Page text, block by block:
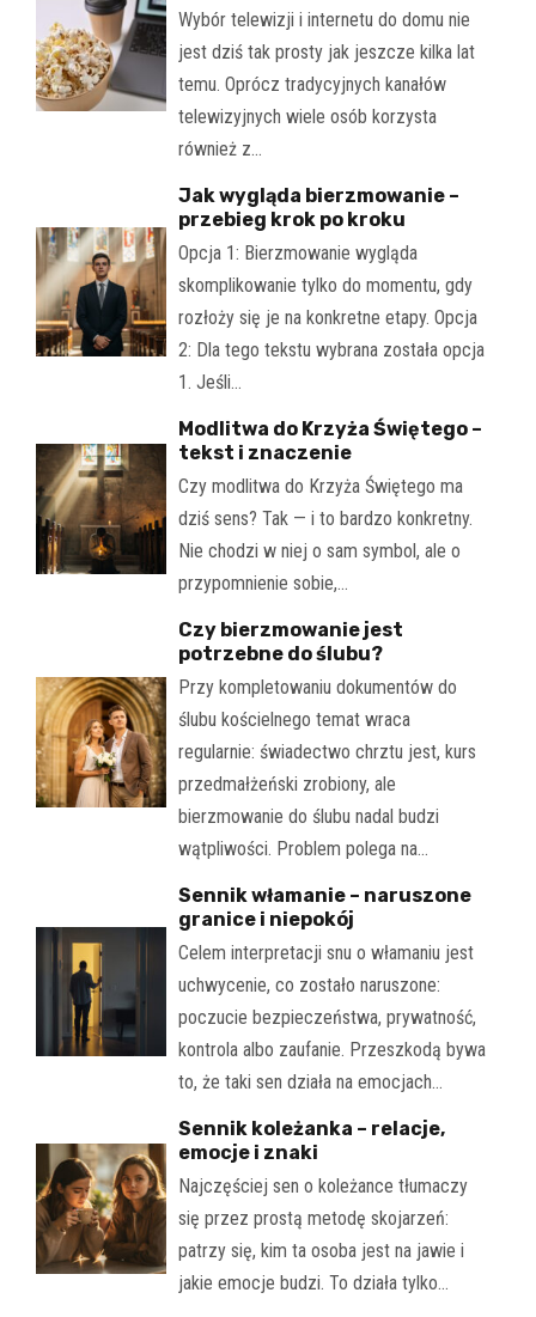
Wybór telewizji i internetu do domu nie
jest dziś tak prosty jak jeszcze kilka lat
temu. Oprócz tradycyjnych kanałów
telewizyjnych wiele osób korzysta
również z…
Jak wygląda bierzmowanie –
przebieg krok po kroku
Opcja 1: Bierzmowanie wygląda
skomplikowanie tylko do momentu, gdy
rozłoży się je na konkretne etapy. Opcja
2: Dla tego tekstu wybrana została opcja
1. Jeśli…
Modlitwa do Krzyża Świętego –
tekst i znaczenie
Czy modlitwa do Krzyża Świętego ma
dziś sens? Tak — i to bardzo konkretny.
Nie chodzi w niej o sam symbol, ale o
przypomnienie sobie,…
Czy bierzmowanie jest
potrzebne do ślubu?
Przy kompletowaniu dokumentów do
ślubu kościelnego temat wraca
regularnie: świadectwo chrztu jest, kurs
przedmałżeński zrobiony, ale
bierzmowanie do ślubu nadal budzi
wątpliwości. Problem polega na…
Sennik włamanie – naruszone
granice i niepokój
Celem interpretacji snu o włamaniu jest
uchwycenie, co zostało naruszone:
poczucie bezpieczeństwa, prywatność,
kontrola albo zaufanie. Przeszkodą bywa
to, że taki sen działa na emocjach…
Sennik koleżanka – relacje,
emocje i znaki
Najczęściej sen o koleżance tłumaczy
się przez prostą metodę skojarzeń:
patrzy się, kim ta osoba jest na jawie i
jakie emocje budzi. To działa tylko…